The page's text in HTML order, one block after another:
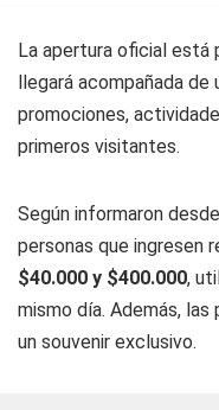
La apertura oficial está
llegará acompañada de
promociones,
primeros visitantes.
Según informaron
personas que ingresen
$40.000 y $400.000,
mismo día. Además,
un souvenir exclusivo.